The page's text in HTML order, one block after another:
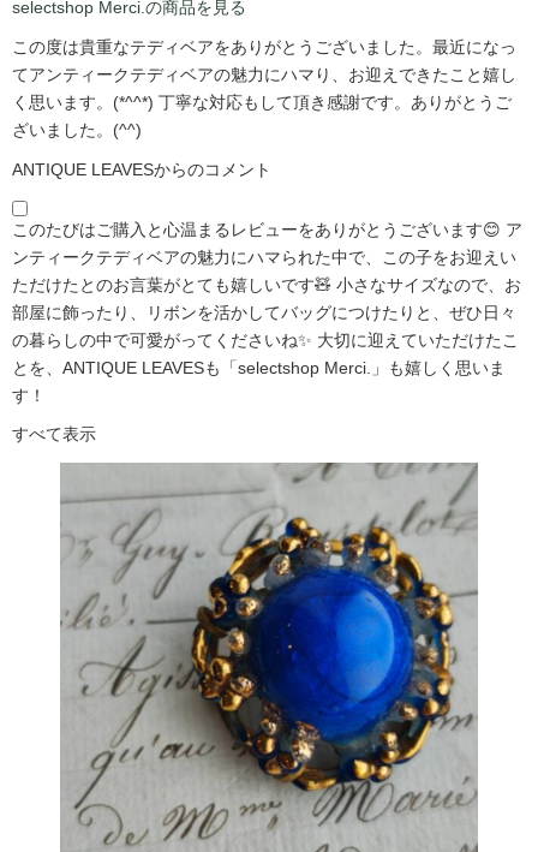
selectshop Merci.の商品を見る
この度は貴重なテディベアをありがとうございました。最近になっ
てアンティークテディベアの魅力にハマり、お迎えできたこと嬉し
く思います。(*^^*) 丁寧な対応もして頂き感謝です。ありがとうご
ざいました。(^^)
ANTIQUE LEAVESからのコメント
このたびはご購入と心温まるレビューをありがとうございます😊 ア
ンティークテディベアの魅力にハマられた中で、この子をお迎えい
ただけたとのお言葉がとても嬉しいです🧸 小さなサイズなので、お
部屋に飾ったり、リボンを活かしてバッグにつけたりと、ぜひ日々
の暮らしの中で可愛がってくださいね✨ 大切に迎えていただけたこ
とを、ANTIQUE LEAVESも「selectshop Merci.」も嬉しく思いま
す！
すべて表示